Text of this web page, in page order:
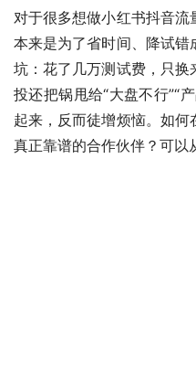
对于很多想做小红书抖音
本来是为了省时间、降试
坑：花了几万测试费，只
投还把锅甩给“大盘不行”“
起来，反而徒增烦恼。如
真正靠谱的合作伙伴？可以